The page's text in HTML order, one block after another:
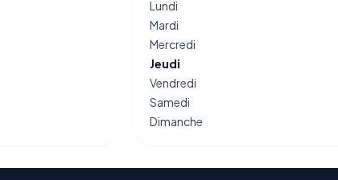
Lundi
Mardi
Mercredi
Jeudi
Vendredi
Samedi
Dimanche